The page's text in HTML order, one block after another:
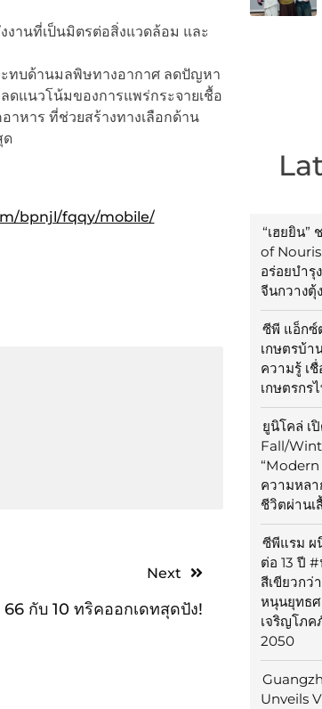
“เฮยยิน”
of
อร่อยบำ
จีนกวางตุ้
ซีพี แอ็กซ์
เกษตรบ้า
ความรู้ เ
เกษตรกร
ยูนิโคล่ เ
Fall/
“Modern
ความหลา
ชีวิตผ่าน
ซีพีแรม ผ
ต่อ 13 ปี
สีเขียวกว่
หนุนยุทธศ
เจริญโภ
2050
Unveils
งานที่เป็นมิตรต่อสิ่งแวดล้อม และ
ทบด้านมลพิษทางอากาศ ลดปัญหา
ดแนวโน้มของการแพร่กระจายเชื้อ
าหาร ที่ช่วยสร้างทางเลือกด้าน
ด
bpnjl/fqqy/mobile/
Next
66 กับ 10 ทริคออกเดทสุดปัง!